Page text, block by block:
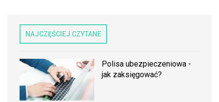
NAJCZĘŚCIEJ CZYTANE
Polisa ubezpieczeniowa -
jak zaksięgować?